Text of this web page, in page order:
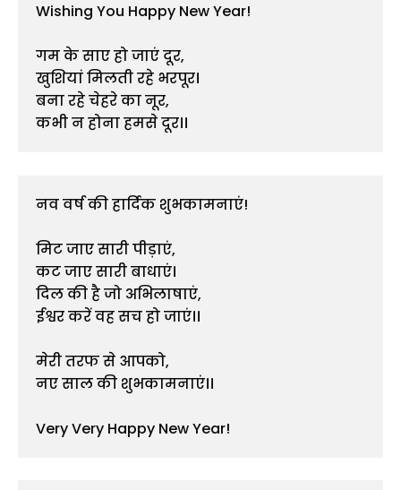
Wishing You Happy New Year!
गम के साए हो जाएं दूर,
खुशियां मिलती रहे भरपूर।
बना रहे चेहरे का नूर,
कभी न होना हमसे दूर।।
नव वर्ष की हार्दिक शुभकामनाएं!
मिट जाए सारी पीड़ाएं,
कट जाए सारी बाधाएं।
दिल की है जो अभिलाषाएं,
ईश्वर करें वह सच हो जाएं।।
मेरी तरफ से आपको,
नए साल की शुभकामनाएं।।
Very Very Happy New Year!